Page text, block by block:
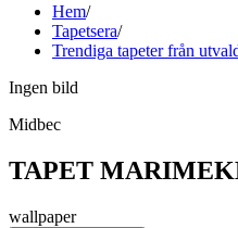
Hem/
Tapetsera/
Trendiga tapeter från
Ingen bild
Midbec
TAPET
wallpaper